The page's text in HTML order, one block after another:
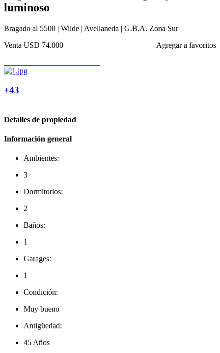
luminoso
Bragado al 5500 | Wilde | Avellaneda | G.B.A. Zona Sur
Agregar a favoritos
Venta USD 74.000
+43
Detalles de propiedad
Información general
Ambientes:
3
Dormitorios:
2
Baños:
1
Garages:
1
Condición:
Muy bueno
Antigüedad:
45 Años